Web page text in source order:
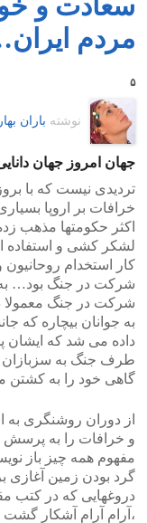
مردم
۵
نوشته باران
جهان امروز جهان
تردیدی نیست که با
خرافات بر اروپا
اکثر حکومتها مذهب
لشکر کشی و استفاده
کار استخدام
شرکت در جنگ بود… به
شرکت در جنگ معمولا
به جوانان بیچاره که
داده می شد که
طرف جنگ به سزبازان
گاهی خود را به کشتن
از دوران روشنگری
و خرافات را به پرسش
مفهوم همه چیز باز
گرد بودن زمین
دروغهایی که در کتب
،آرام آرام آشکار گشت